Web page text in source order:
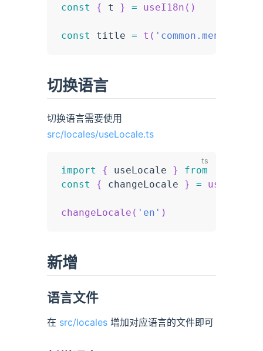
const { t } = useI18n ( )
const title = t ( 'common.menu'
切换语言
切换语言需要使用
src/locales/useLocale.ts
import { useLocale } from
const
{ changeLocale } = useLocale
changeLocale ( 'en' )
新增
语言文件
在 src/locales 增加对应语言的文件即可